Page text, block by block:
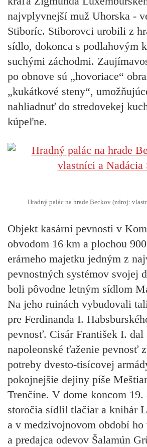
najvplyvnejší muž Uhorska -
Stiboríc. Stiborovci urobili z
sídlo, dokonca s podlahovým
suchými záchodmi.
po obnove sú „hovoriace“
„kukátkové steny“,
nahliadnuť do stredovekej
kúpeľne.
Hradný palác na hrade Beckov (zdroj:
Objekt kasární pevnosti v
obvodom 16 km a plochou
erárneho majetku jedným z
pevnostných systémov svojej
boli pôvodne letným sídlom
Na jeho ruinách vybudovali
pre Ferdinanda I.
pevnosť. Cisár František I. dal
napoleonské ťaženie pevnosť
potreby dvesto-tisícovej
pokojnejšie dejiny píše
Trenčíne. V dome koncom 19.
storočia sídlil tlačiar a knihár
a v medzivojnovom období
a predajca odevov Šalamún